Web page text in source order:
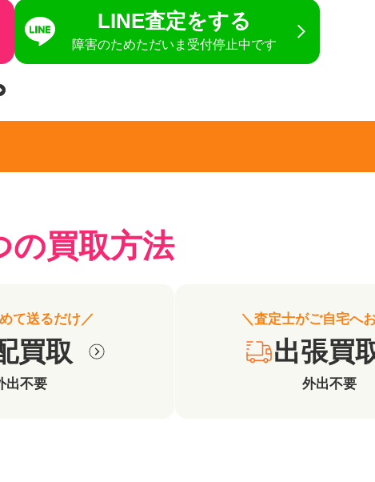
LINE査定をする
障害のためただいま受付停止中です
の買取方法
て送るだけ／
買取
出不要
＼査定士がご自宅へ
出張買
外出不要